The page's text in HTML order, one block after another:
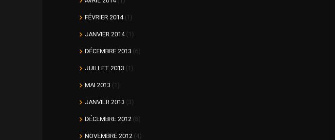
FÉVRIER 2014(1)
JANVIER 2014(1)
DÉCEMBRE 2013 (6)
JUILLET 2013 (1)
MAI 2013 (1)
JANVIER 2013 (3)
DÉCEMBRE 2012 (8)
NOVEMBRE 2012 (4)